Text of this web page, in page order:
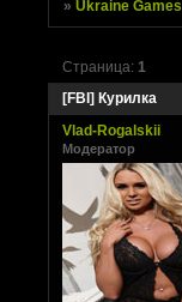
»Ukraine Games
[FBI] Курилка
Страница:1
Vlad-Rogalskii
Модератор